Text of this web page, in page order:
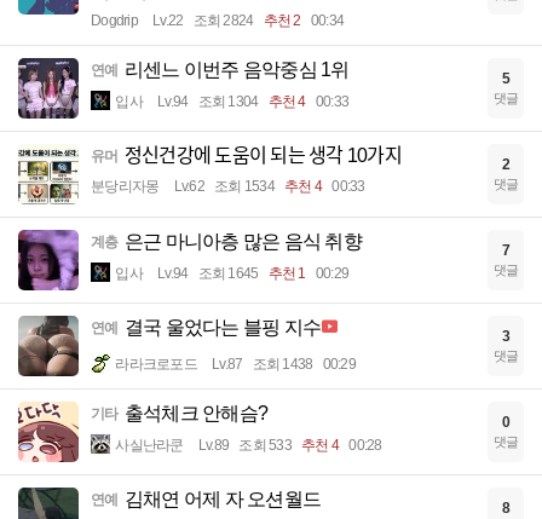
Dogdrip Lv.22 조회 2824 추천 2 00:34
연예 리센느 이번주 음악중심 1위
입사 Lv.94 조회 1304 추천 4 00:33
5
댓글
유머 정신건강에 도움이 되는 생각 10가지
분당리자몽 Lv.62 조회 1534 추천 4 00:33
2
댓글
계층 은근 마니아층 많은 음식 취향
입사 Lv.94 조회 1645 추천 1 00:29
7
댓글
연예 결국 울었다는 블핑 지수
라라크로포드 Lv.87 조회 1438 00:29
3
댓글
기타 출석체크 안해슴?
사실난라쿤 Lv.89 조회 533 추천 4 00:28
0
댓글
연예 김채연 어제 자 오션월드 8